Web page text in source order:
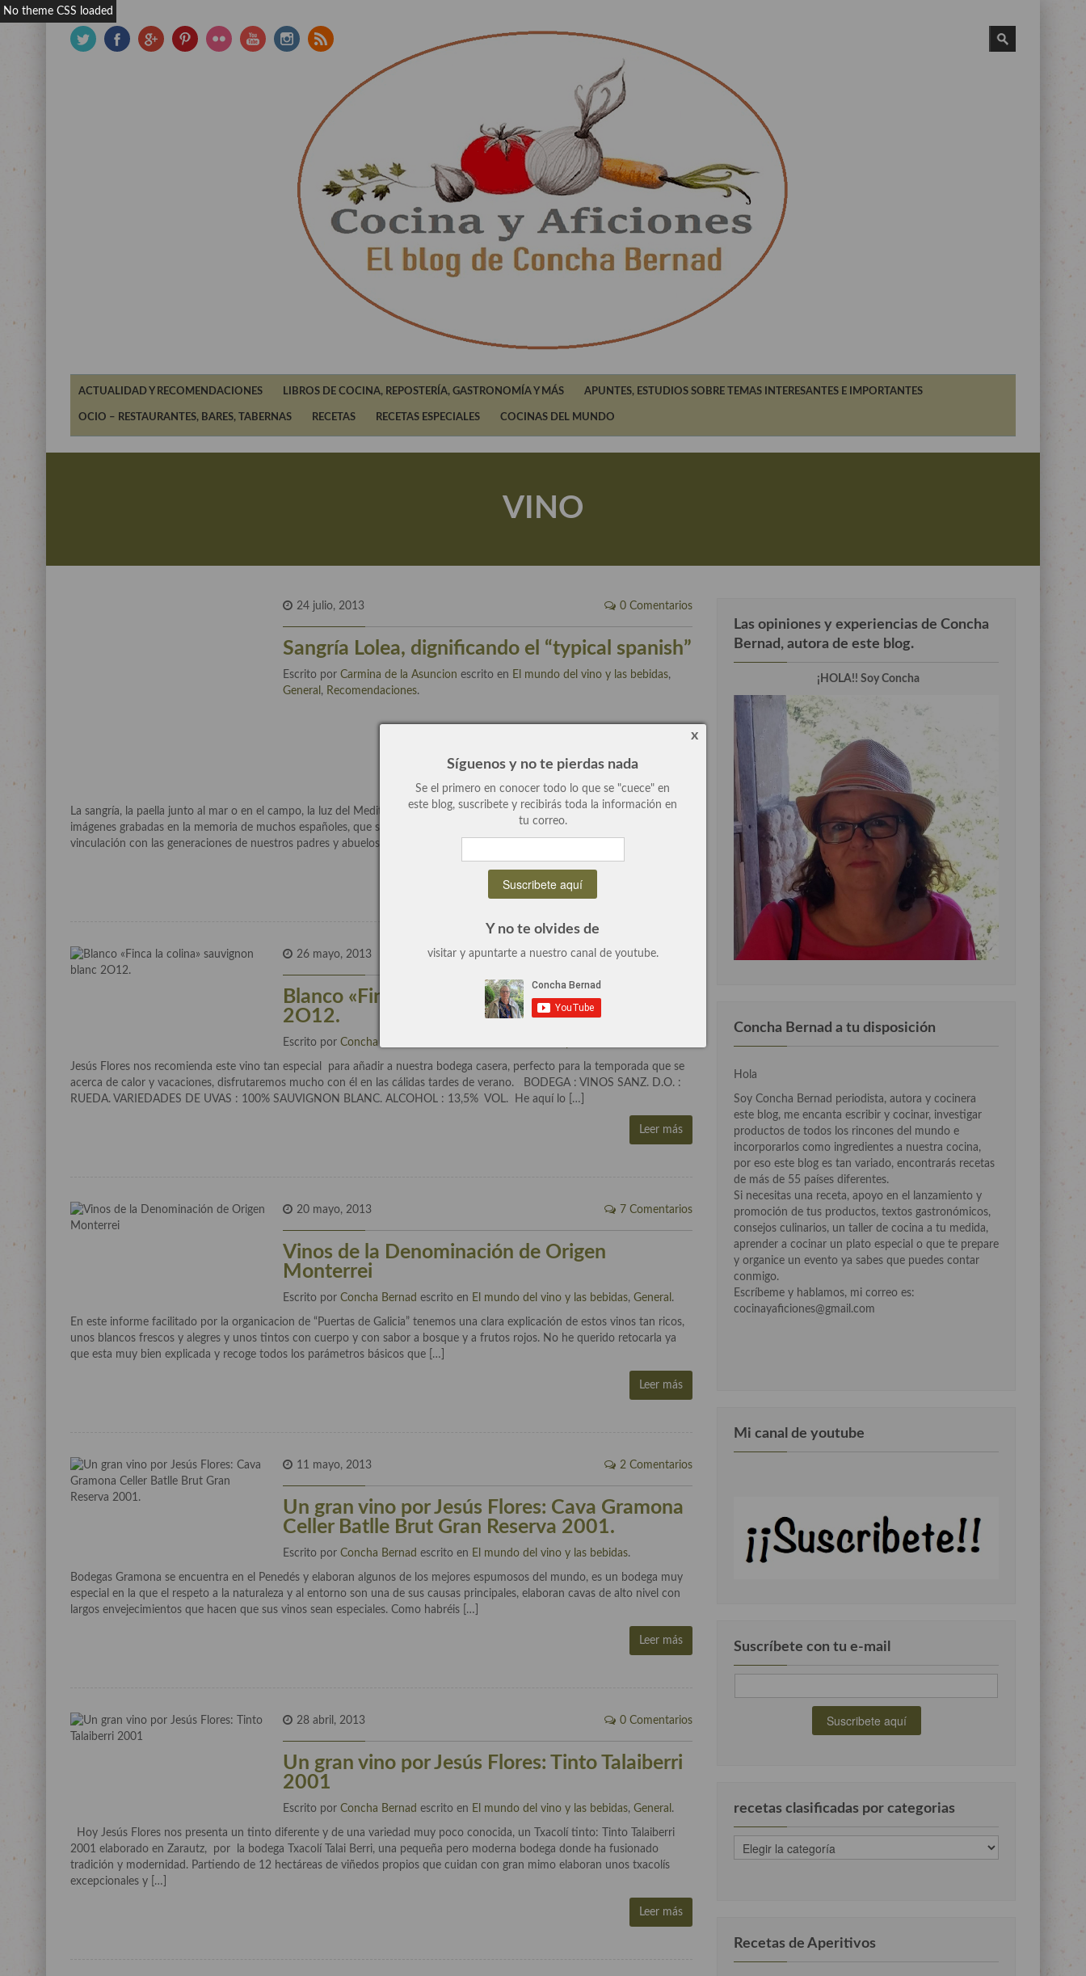
ACTUALIDAD Y RECOMENDACIONES LIBROS DE COCINA, REPOSTERÍA, GASTRONOMÍA Y MÁS APUNTES, ESTUDIOS SOBRE TEMAS INTERESANTES E IMPORTANTES
OCIO – RESTAURANTES, BARES, TABERNAS RECETAS RECETAS ESPECIALES COCINAS DEL MUNDO
VINO
24 julio, 2013 0 Comentarios
Sangría Lolea, dignificando el “typical spanish”
Escrito porCarmina de la Asuncion escrito en El mundo del vino y las bebidas,
General , Recomendaciones.
La sangría, la paella junto al mar o en el campo, la luz del Mediterráneo, las vacaciones compartidas con los “guiris”…, son
imágenes grabadas en la memoria de muchos españoles, que se han visto relegadas al cajón de los recuerdos por su
vinculación con las generaciones de nuestros padres y abuelos. Ahora, estas potentes estampas […]
26 mayo, 2013 0 Comentarios
Blanco «Finca la colina» sauvignon blanc
2O12.
Escrito porConcha Bernad
Jesús Flores nos recomienda este vino tan especial para añadir a nuestra bodega casera, perfecto para la temporada que se
acerca de calor y vacaciones, disfrutaremos mucho con él en las cálidas tardes de verano. BODEGA : VINOS SANZ. D.O. :
RUEDA. VARIEDADES DE UVAS : 100% SAUVIGNON BLANC. ALCOHOL : 13,5% VOL. He aquí lo […]
Leer más
20 mayo, 2013 7 Comentarios
Vinos de la Denominación de Origen
Monterrei
Escrito porConcha Bernad escrito en El mundo del vino y las bebidas,General .
En este informe facilitado por la organicacion de “Puertas de Galicia” tenemos una clara explicación de estos vinos tan ricos,
unos blancos frescos y alegres y unos tintos con cuerpo y con sabor a bosque y a frutos rojos. No he querido retocarla ya
que esta muy bien explicada y recoge todos los parámetros básicos que […]
Leer más
11 mayo, 2013 2 Comentarios
Un gran vino por Jesús Flores: Cava Gramona
Celler Batlle Brut Gran Reserva 2001.
Escrito porConcha Bernad escrito en El mundo del vino y las bebidas.
Bodegas Gramona se encuentra en el Penedés y elaboran algunos de los mejores espumosos del mundo, es un bodega muy
especial en la que el respeto a la naturaleza y al entorno son una de sus causas principales, elaboran cavas de alto nivel con
largos envejecimientos que hacen que sus vinos sean especiales. Como habréis […]
Leer más
28 abril, 2013 0 Comentarios
Un gran vino por Jesús Flores: Tinto Talaiberri
2001
Escrito porConcha Bernad escrito en El mundo del vino y las bebidas,General .
Hoy Jesús Flores nos presenta un tinto diferente y de una variedad muy poco conocida, un Txacolí tinto: Tinto Talaiberri
2001 elaborado en Zarautz, por la bodega Txacolí Talai Berri, una pequeña pero moderna bodega donde ha fusionado
tradición y modernidad. Partiendo de 12 hectáreas de viñedos propios que cuidan con gran mimo elaboran unos txacolís
excepcionales y […]
Leer más
Las opiniones y experiencias de Concha
Bernad, autora de este blog.
¡HOLA!! Soy Concha
Concha Bernad a tu disposición
Hola
Soy Concha Bernad periodista, autora y cocinera
este blog, me encanta escribir y cocinar, investigar
productos de todos los rincones del mundo e
incorporarlos como ingredientes a nuestra cocina,
por eso este blog es tan variado, encontrarás recetas
de más de 55 países diferentes.
Si necesitas una receta, apoyo en el lanzamiento y
promoción de tus productos, textos gastronómicos,
consejos culinarios, un taller de cocina a tu medida,
aprender a cocinar un plato especial o que te prepare
y organice un evento ya sabes que puedes contar
conmigo.
Escríbeme y hablamos, mi correo es:
cocinayaficiones@gmail.com
Mi canal de youtube
Suscríbete con tu e-mail
recetas clasificadas por categorias
recetas
clasificadas
Recetas de Aperitivos
x
Síguenos y no te pierdas nada
Se el primero en conocer todo lo que se "cuece" en
este blog, suscribete y recibirás toda la información en
tu correo.
Y no te olvides de
visitar y apuntarte a nuestro canal de youtube.
No theme CSS loaded